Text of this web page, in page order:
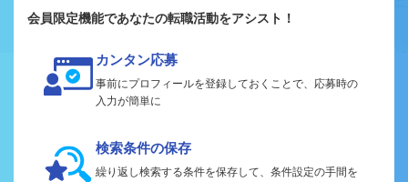
会員限定機能であなたの転職活動をアシスト！
カンタン応募
事前にプロフィールを登録しておくことで、応募時の
入力が簡単に
検索条件の保存
繰り返し検索する条件を保存して、条件設定の手間を